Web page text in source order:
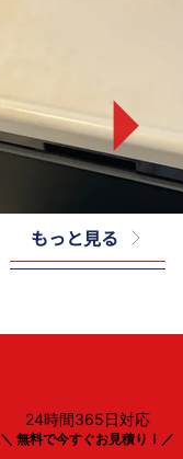
Panasonic製
もっと見る
＼ 無料で今すぐお見積り！／
24時間365日対応